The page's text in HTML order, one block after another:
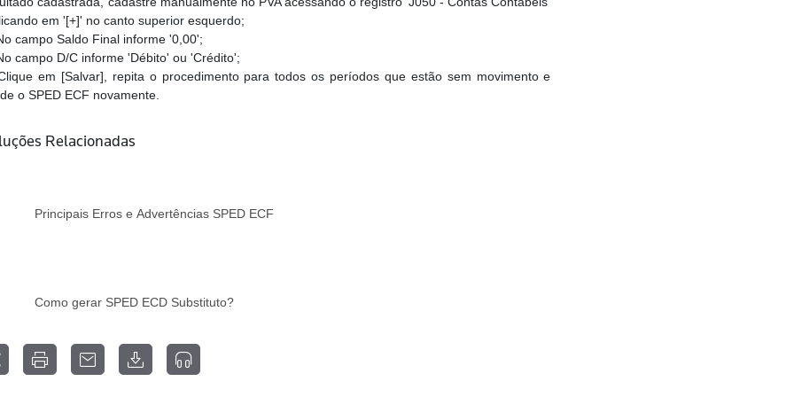
em '[+]' no canto superior esquerdo;
campo Saldo Final informe '0,00';
campo D/C informe 'Débito' ou 'Crédito';
em [Salvar], repita o procedimento para todos os períodos que estão sem movimento e
o SPED ECF novamente.
Relacionadas
Principais Erros e Advertências SPED ECF
Como gerar SPED ECD Substituto?